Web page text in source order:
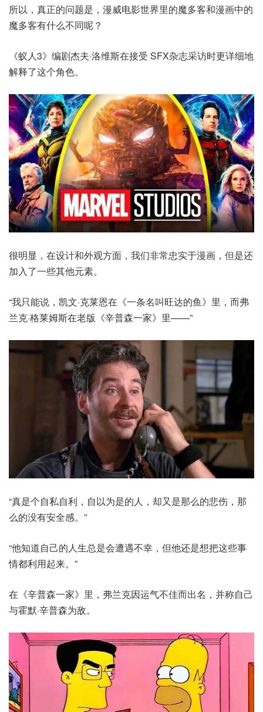
所以，真正的问题是，漫威电影世界里的魔多客和漫画中的
魔多客有什么不同呢？
《蚁人3》编剧杰夫·洛维斯在接受 SFX杂志采访时更详细地
解释了这个角色。
很明显，在设计和外观方面，我们非常忠实于漫画，但是还
加入了一些其他元素。
“我只能说，凯文·克莱恩在《一条名叫旺达的鱼》里，而弗
兰克·格莱姆斯在老版《辛普森一家》里——”
“真是个自私自利，自以为是的人，却又是那么的悲伤，那
么的没有安全感。”
“他知道自己的人生总是会遭遇不幸，但他还是想把这些事
情都利用起来。”
在《辛普森一家》里，弗兰克因运气不佳而出名，并称自己
与霍默·辛普森为敌。